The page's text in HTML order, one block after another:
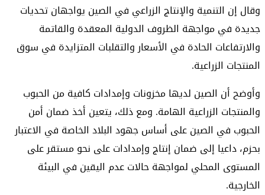
وقال إن التنمية والإنتاج الزراعي في الصين يواجهان تحديات
جديدة في مواجهة الظروف الدولية المعقدة والقاتمة
والارتفاعات الحادة في الأسعار والتقلبات المتزايدة في سوق
المنتجات الزراعية.
وأوضح أن الصين لديها مخزونات وإمدادات كافية من الحبوب
والمنتجات الزراعية الهامة. ومع ذلك، يتعين أخذ ضمان أمن
الحبوب في الصين على أساس جهود البلاد الخاصة في الاعتبار
بحزم، داعيا إلى ضمان إنتاج وإمدادات على نحو مستقر على
المستوى المحلي لمواجهة حالات عدم اليقين في البيئة
الخارجية.